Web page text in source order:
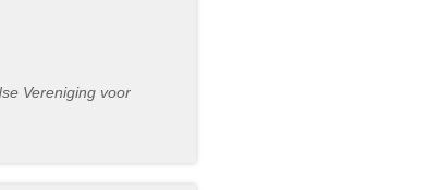
Vereniging voor